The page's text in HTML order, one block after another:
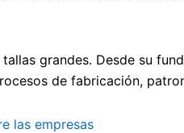
grandes. Desde su
de fabricación,
las empresas